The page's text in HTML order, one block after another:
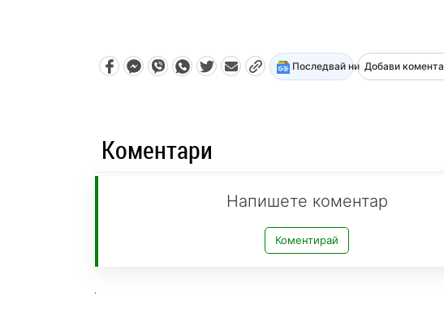
Последвай ни Добави
Коментари
Напишете коментар
Коментирай